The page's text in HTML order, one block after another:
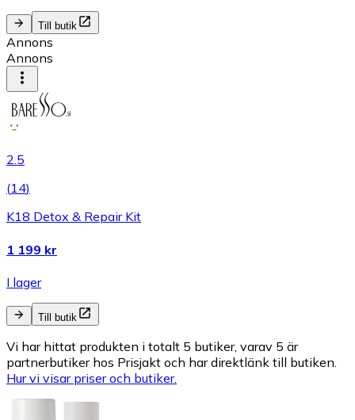
Till butik
Annons
Annons
2.5
(14)
K18 Detox & Repair Kit
1 199 kr
I lager
Till butik
Vi har hittat produkten i totalt 5 butiker, varav 5 är
partnerbutiker hos Prisjakt och har direktlänk till butiken.
Hur vi visar priser och butiker.